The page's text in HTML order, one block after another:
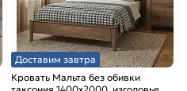
Доставим завтра
Кровать Мальта без обивки